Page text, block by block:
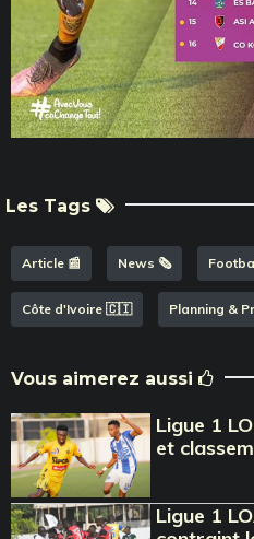
Les Tags
Article 📰 News 🗞️
Côte d'Ivoire 🇨🇮 Planning &
Vous aimerez aussi
Ligue 1
et
Ligue 1